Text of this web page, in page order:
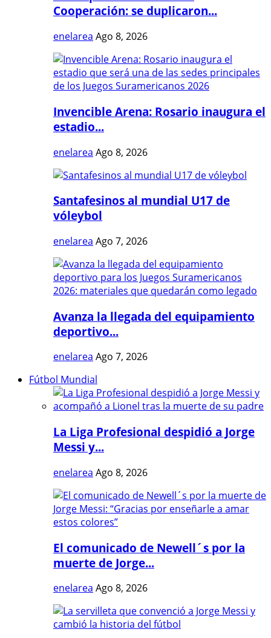
Cooperación: se duplicaron...
enelarea Ago 8, 2026
Invencible Arena: Rosario inaugura el
estadio...
enelarea Ago 8, 2026
Santafesinos al mundial U17 de
vóleybol
enelarea Ago 7, 2026
Avanza la llegada del equipamiento
deportivo...
enelarea Ago 7, 2026
Fútbol Mundial
La Liga Profesional despidió a Jorge
Messi y...
enelarea Ago 8, 2026
El comunicado de Newell´s por la
muerte de Jorge...
enelarea Ago 8, 2026